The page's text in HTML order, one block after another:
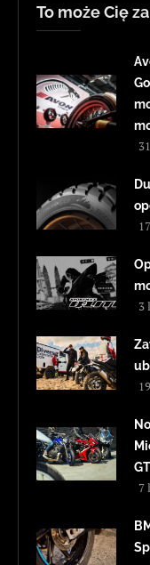
To może Cię
3
GT
7